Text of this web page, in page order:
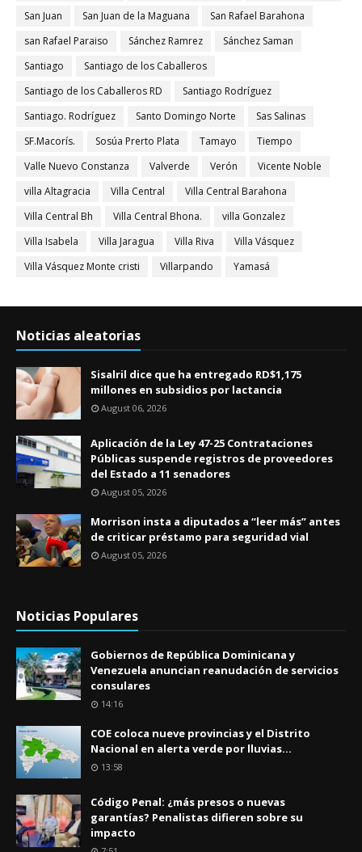
San Juan
San Juan de la Maguana
San Rafael Barahona
san Rafael Paraiso
Sánchez Ramrez
Sánchez Saman
Santiago
Santiago de los Caballeros
Santiago de los Caballeros RD
Santiago Rodríguez
Santiago. Rodríguez
Santo Domingo Norte
Sas Salinas
SF.Macorís.
Sosúa Prerto Plata Tamayo
Tiempo
Valle Nuevo Constanza
Valverde Verón
Vicente Noble
villa Altagracia
Villa Central
Villa Central Barahona
Villa Central Bh
Villa Central Bhona.
villa Gonzalez
Villa Isabela
Villa Jaragua Villa Riva
Villa Vásquez
Villa Vásquez Monte cristi
Villarpando Yamasá
Noticias aleatorias
Sisalril dice que ha entregado RD$1,175
millones en subsidios por lactancia
August 06, 2026
Aplicación de la Ley 47-25 Contrataciones
Públicas suspende registros de proveedores
del Estado a 11 senadores
August 05, 2026
Morrison insta a diputados a “leer más” antes
de criticar préstamo para seguridad vial
August 05, 2026
Noticias Populares
Gobiernos de República Dominicana y
Venezuela anuncian reanudación de servicios
consulares
14:16
COE coloca nueve provincias y el Distrito
Nacional en alerta verde por lluvias...
13:58
Código Penal: ¿más presos o nuevas
garantías? Penalistas difieren sobre su
impacto